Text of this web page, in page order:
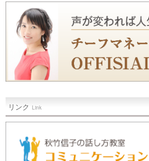
リンク Link